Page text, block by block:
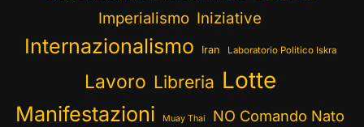
Imperialismo Iniziative
Internazionalismo Iran Laboratorio Politico Iskra
Lavoro Libreria Lotte
Manifestazioni Muay Thai NO Comando Nato